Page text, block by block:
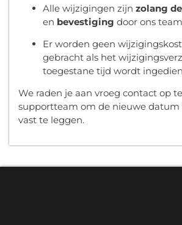
Alle wijzigingen zijn zolang
en bevestiging door ons
Er worden geen
gebracht als het
toegestane tijd wordt
We raden je aan vroeg contact op
supportteam om de nieuwe datum
vast te leggen.